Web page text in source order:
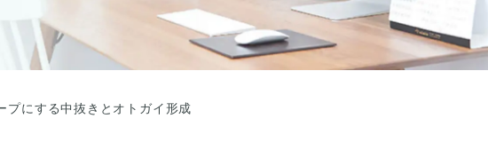
プにする中抜きとオトガイ形成